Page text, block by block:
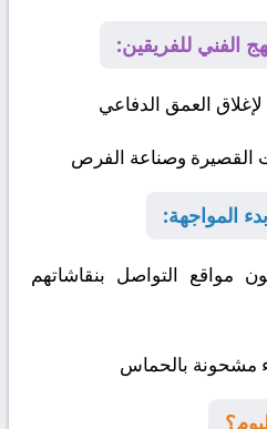
الفني للفريقين:
العمق الدفاعي
القصيرة وصناعة الفرص
المواجهة:
التواصل بنقاشاتهم
مشحونة بالحماس